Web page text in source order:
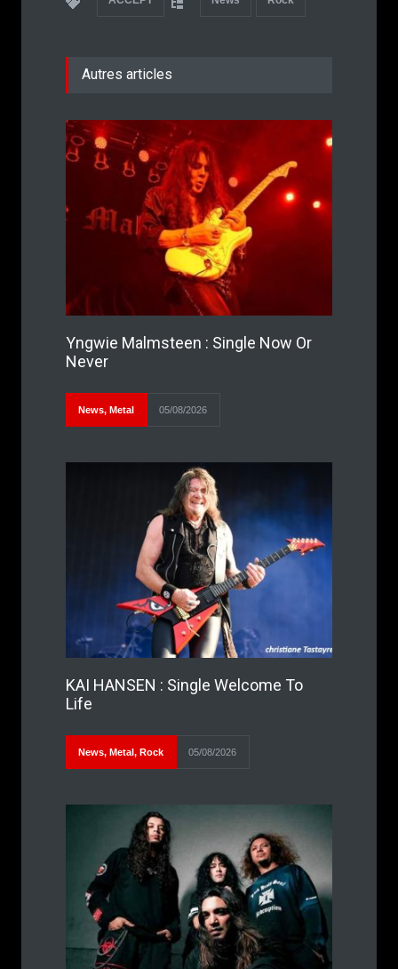
Autres articles
Yngwie Malmsteen : Single Now Or
Never
News, Metal 05/08/2026
KAI HANSEN : Single Welcome To
Life
News, Metal, Rock 05/08/2026